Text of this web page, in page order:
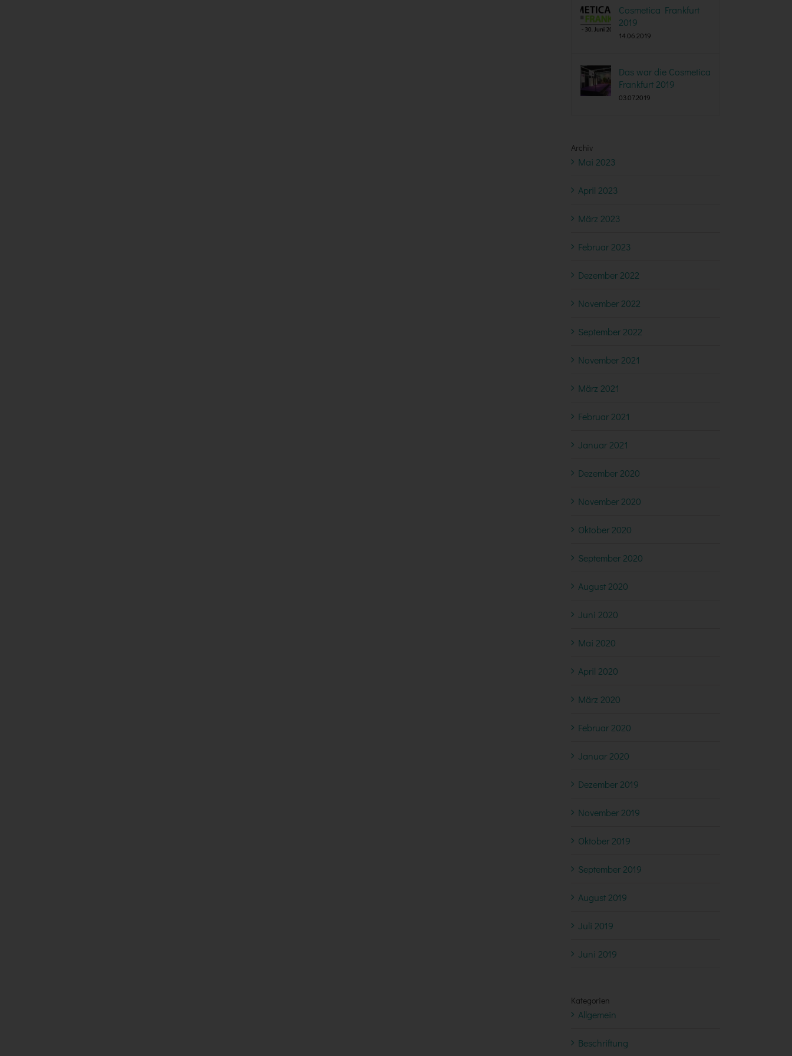
Cosmetica Frankfurt
2019
14.06.2019
Das war die Cosmetica
Frankfurt 2019
03.07.2019
Archiv
Mai 2023
April 2023
März 2023
Februar 2023
Dezember 2022
November 2022
September 2022
November 2021
März 2021
Februar 2021
Januar 2021
Dezember 2020
November 2020
Oktober 2020
September 2020
August 2020
Juni 2020
Mai 2020
April 2020
März 2020
Februar 2020
Januar 2020
Dezember 2019
November 2019
Oktober 2019
September 2019
August 2019
Juli 2019
Juni 2019
Kategorien
Allgemein
Beschriftung